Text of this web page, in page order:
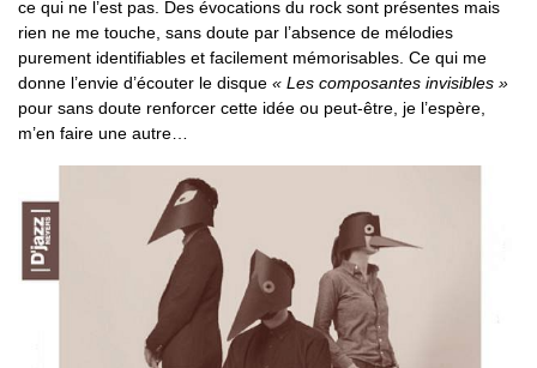
ce qui ne l’est pas. Des évocations du rock sont présentes mais
rien ne me touche, sans doute par l’absence de mélodies
purement identifiables et facilement mémorisables. Ce qui me
donne l’envie d’écouter le disque « Les composantes invisibles »
pour sans doute renforcer cette idée ou peut-être, je l’espère,
m’en faire une autre…